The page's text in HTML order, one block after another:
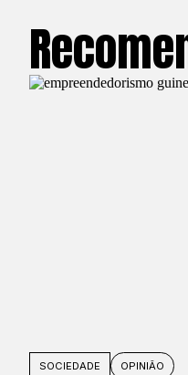
SOCIEDADE OPINIÃO